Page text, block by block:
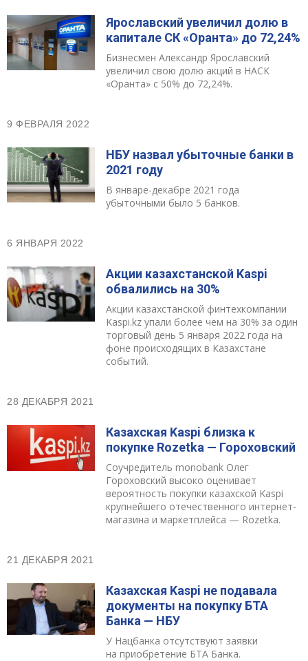
Ярославский увеличил долю в
капитале СК «Оранта» до 72,24%
Бизнесмен Александр Ярославский
увеличил свою долю акций в НАСК
«Оранта» с 50% до 72,24%.
9 ФЕВРАЛЯ 2022
НБУ назвал убыточные банки в
2021 году
В январе-декабре 2021 года
убыточными было 5 банков.
6 ЯНВАРЯ 2022
Акции казахстанской Kaspi
обвалились на 30%
Акции казахстанской финтехкомпании
Kaspi.kz упали более чем на 30% за один
торговый день 5 января 2022 года на
фоне происходящих в Казахстане
событий.
28 ДЕКАБРЯ 2021
Казахская Kaspi близка к
покупке Rozetka — Гороховский
Соучредитель monobank Олег
Гороховский высоко оценивает
вероятность покупки казахской Kaspi
крупнейшего отечественного интернет-
магазина и маркетплейса — Rozetka.
21 ДЕКАБРЯ 2021
Казахская Kaspi не подавала
документы на покупку БТА
Банка — НБУ
У Нацбанка отсутствуют заявки
на приобретение БТА Банка.